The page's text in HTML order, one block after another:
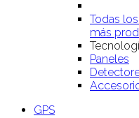
Todas
más
Paneles
GPS